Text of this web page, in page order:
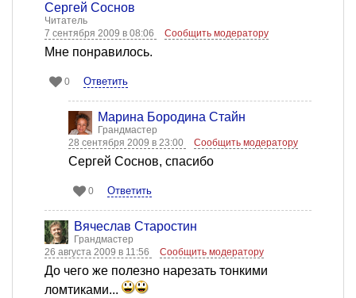
Сергей Соснов
Читатель
7 сентября 2009 в 08:06
Сообщить модератору
Мне понравилось.
0 Ответить
Марина Бородина Стайн
Грандмастер
28 сентября 2009 в 23:00
Сообщить модератору
Сергей Соснов, спасибо
0 Ответить
Вячеслав Старостин
Грандмастер
26 августа 2009 в 11:56
Сообщить модератору
До чего же полезно нарезать тонкими
ломтиками...